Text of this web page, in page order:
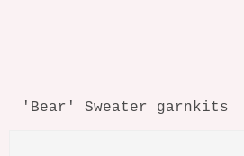
'Bear' Sweater garnkits